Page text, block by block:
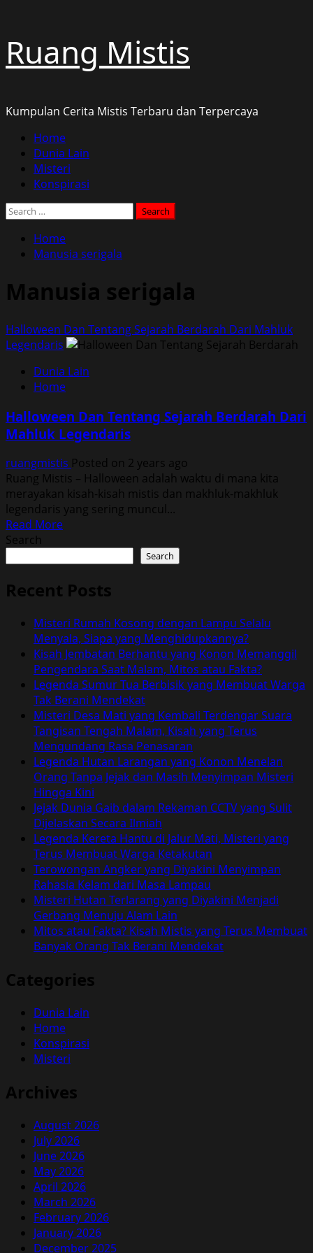
to
content
Ruang Mistis
Kumpulan Cerita Mistis Terbaru dan Terpercaya
Primary
Menu
Home
Dunia Lain
Misteri
Konspirasi
Search
Home
Manusia serigala
Manusia serigala
Halloween Dan Tentang Sejarah Berdarah Dari Mahluk
Legendaris
Dunia Lain
Home
Halloween Dan Tentang Sejarah Berdarah Dari
Mahluk Legendaris
ruangmistis Posted on 2 years ago
Ruang Mistis – Halloween adalah waktu di mana kita
merayakan kisah-kisah mistis dan makhluk-makhluk
legendaris yang sering muncul...
Read MoreRead
Dan
Tentang
Sejarah
Berdarah
Dari
Mahluk
Legendaris
Search
Search
Recent Posts
Misteri Rumah Kosong dengan Lampu Selalu
Menyala, Siapa yang Menghidupkannya?
Kisah Jembatan Berhantu yang Konon Memanggil
Pengendara Saat Malam, Mitos atau Fakta?
Legenda Sumur Tua Berbisik yang Membuat Warga
Tak Berani Mendekat
Misteri Desa Mati yang Kembali Terdengar Suara
Tangisan Tengah Malam, Kisah yang Terus
Mengundang Rasa Penasaran
Legenda Hutan Larangan yang Konon Menelan
Orang Tanpa Jejak dan Masih Menyimpan Misteri
Hingga Kini
Jejak Dunia Gaib dalam Rekaman CCTV yang Sulit
Dijelaskan Secara Ilmiah
Legenda Kereta Hantu di Jalur Mati, Misteri yang
Terus Membuat Warga Ketakutan
Terowongan Angker yang Diyakini Menyimpan
Rahasia Kelam dari Masa Lampau
Misteri Hutan Terlarang yang Diyakini Menjadi
Gerbang Menuju Alam Lain
Mitos atau Fakta? Kisah Mistis yang Terus Membuat
Banyak Orang Tak Berani Mendekat
Categories
Dunia Lain
Home
Konspirasi
Misteri
Archives
August 2026
July 2026
June 2026
May 2026
April 2026
March 2026
February 2026
January 2026
December 2025